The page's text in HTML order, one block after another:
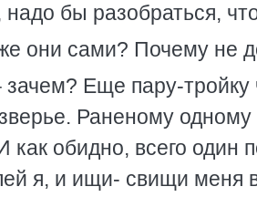
надо бы разобраться,
они сами? Почему не
зачем? Еще пару-тройку
Раненому
как обидно, всего один
я, и ищи- свищи меня